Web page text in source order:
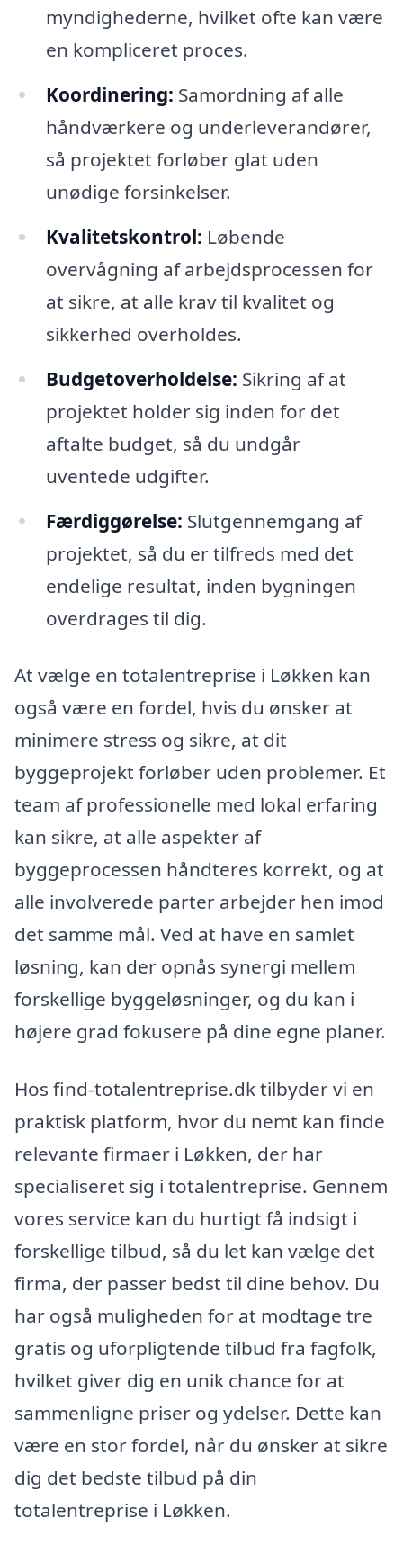
myndighederne, hvilket ofte kan være
en kompliceret proces.
Koordinering: Samordning af alle
håndværkere og underleverandører,
så projektet forløber glat uden
unødige forsinkelser.
Kvalitetskontrol: Løbende
overvågning af arbejdsprocessen for
at sikre, at alle krav til kvalitet og
sikkerhed overholdes.
Budgetoverholdelse: Sikring af at
projektet holder sig inden for det
aftalte budget, så du undgår
uventede udgifter.
Færdiggørelse: Slutgennemgang af
projektet, så du er tilfreds med det
endelige resultat, inden bygningen
overdrages til dig.
At vælge en totalentreprise i Løkken kan
også være en fordel, hvis du ønsker at
minimere stress og sikre, at dit
byggeprojekt forløber uden problemer. Et
team af professionelle med lokal erfaring
kan sikre, at alle aspekter af
byggeprocessen håndteres korrekt, og at
alle involverede parter arbejder hen imod
det samme mål. Ved at have en samlet
løsning, kan der opnås synergi mellem
forskellige byggeløsninger, og du kan i
højere grad fokusere på dine egne planer.
Hos find-totalentreprise.dk tilbyder vi en
praktisk platform, hvor du nemt kan finde
relevante firmaer i Løkken, der har
specialiseret sig i totalentreprise. Gennem
vores service kan du hurtigt få indsigt i
forskellige tilbud, så du let kan vælge det
firma, der passer bedst til dine behov. Du
har også muligheden for at modtage tre
gratis og uforpligtende tilbud fra fagfolk,
hvilket giver dig en unik chance for at
sammenligne priser og ydelser. Dette kan
være en stor fordel, når du ønsker at sikre
dig det bedste tilbud på din
totalentreprise i Løkken.